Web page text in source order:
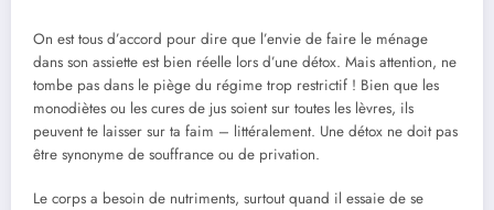
On est tous d’accord pour dire que l’envie de faire le ménage
dans son assiette est bien réelle lors d’une détox. Mais attention, ne
tombe pas dans le piège du régime trop restrictif ! Bien que les
monodiètes ou les cures de jus soient sur toutes les lèvres, ils
peuvent te laisser sur ta faim – littéralement. Une détox ne doit pas
être synonyme de souffrance ou de privation.
Le corps a besoin de nutriments, surtout quand il essaie de se